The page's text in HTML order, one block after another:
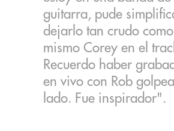
guitarra, pude
dejarlo tan crudo como
mismo Corey en el
Recuerdo haber
en vivo con Rob
lado. Fue inspirador".